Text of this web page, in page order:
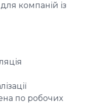
компаній із
по робочих